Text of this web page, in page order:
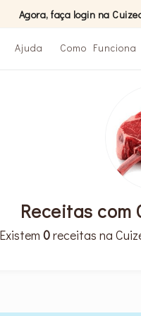
Agora, faça login na
Ajuda Como Funciona
Receitas com
0receitas na